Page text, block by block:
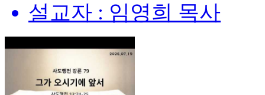
설교자 : 임영희 목사